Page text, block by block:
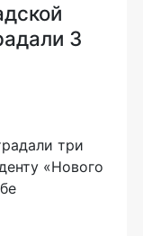
3
три
«Нового